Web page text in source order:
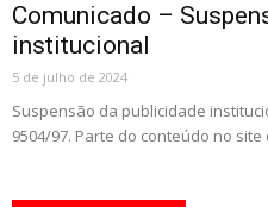
Comunicado –
institucional
5 de julho de 2024
Suspensão da publicidade
9504/97. Parte do conteúdo no